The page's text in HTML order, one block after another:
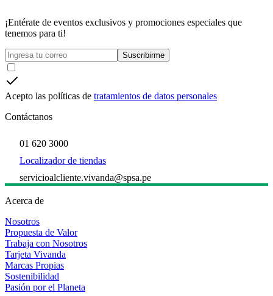
¡Entérate de eventos exclusivos y promociones especiales que
tenemos para ti!
Suscribirme
Acepto las políticas de tratamientos de datos personales
Contáctanos
01 620 3000
Localizador de tiendas
servicioalcliente.vivanda@spsa.pe
Acerca de
Nosotros
Propuesta de Valor
Trabaja con Nosotros
Tarjeta Vivanda
Marcas Propias
Sostenibilidad
Pasión por el Planeta